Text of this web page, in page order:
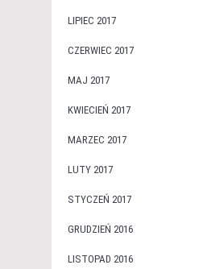
LIPIEC 2017
CZERWIEC 2017
MAJ 2017
KWIECIEŃ 2017
MARZEC 2017
LUTY 2017
STYCZEŃ 2017
GRUDZIEŃ 2016
LISTOPAD 2016